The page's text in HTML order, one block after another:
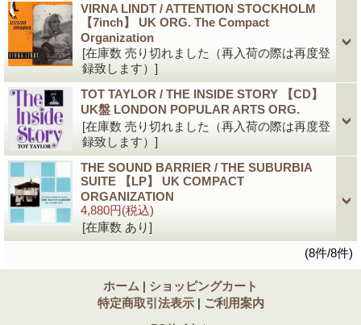
VIRNA LINDT / ATTENTION STOCKHOLM
【7inch】 UK ORG. The Compact
Organization
[在庫数 売り切れました（再入荷の際は再度登
録致します）]
TOT TAYLOR / THE INSIDE STORY 【CD】
UK盤 LONDON POPULAR ARTS ORG.
[在庫数 売り切れました（再入荷の際は再度登
録致します）]
THE SOUND BARRIER / THE SUBURBIA
SUITE 【LP】 UK COMPACT
ORGANIZATION
4,880円(税込)
[在庫数 あり]
(8件/8件)
ホーム | ショッピングカート
特定商取引法表示 | ご利用案内